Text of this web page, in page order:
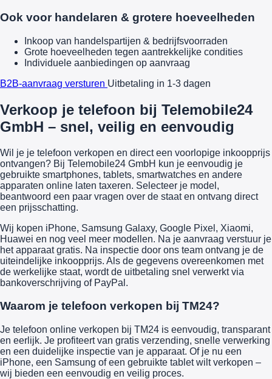
Ook voor handelaren & grotere hoeveelheden
Inkoop van handelspartijen & bedrijfsvoorraden
Grote hoeveelheden tegen aantrekkelijke condities
Individuele aanbiedingen op aanvraag
B2B-aanvraag versturen Uitbetaling in 1-3 dagen
Verkoop je telefoon bij Telemobile24
GmbH – snel, veilig en eenvoudig
Wil je je telefoon verkopen en direct een voorlopige inkoopprijs
ontvangen? Bij Telemobile24 GmbH kun je eenvoudig je
gebruikte smartphones, tablets, smartwatches en andere
apparaten online laten taxeren. Selecteer je model,
beantwoord een paar vragen over de staat en ontvang direct
een prijsschatting.
Wij kopen iPhone, Samsung Galaxy, Google Pixel, Xiaomi,
Huawei en nog veel meer modellen. Na je aanvraag verstuur je
het apparaat gratis. Na inspectie door ons team ontvang je de
uiteindelijke inkoopprijs. Als de gegevens overeenkomen met
de werkelijke staat, wordt de uitbetaling snel verwerkt via
bankoverschrijving of PayPal.
Waarom je telefoon verkopen bij TM24?
Je telefoon online verkopen bij TM24 is eenvoudig, transparant
en eerlijk. Je profiteert van gratis verzending, snelle verwerking
en een duidelijke inspectie van je apparaat. Of je nu een
iPhone, een Samsung of een gebruikte tablet wilt verkopen –
wij bieden een eenvoudig en veilig proces.